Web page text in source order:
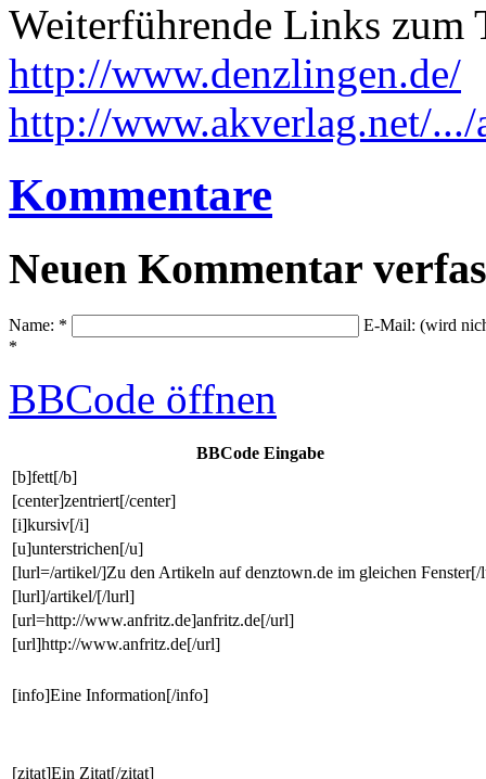
Weiterführende Links zum
http://www.denzlingen.de/
http://www.akverlag.net/.../
Kommentare
Neuen Kommentar
Name: *
E-Mail: (wird
*
BBCode öffnen
BBCode Eingabe
[b]fett[/b]
[center]zentriert[/center]
[i]kursiv[/i]
[u]unterstrichen[/u]
[lurl=/artikel/]Zu den Artikeln auf denztown.de im gleichen
[lurl]/artikel/[/lurl]
[url=http://www.anfritz.de]anfritz.de[/url]
[url]http://www.anfritz.de[/url]
[info]Eine Information[/info]
[zitat]Ein Zitat[/zitat]